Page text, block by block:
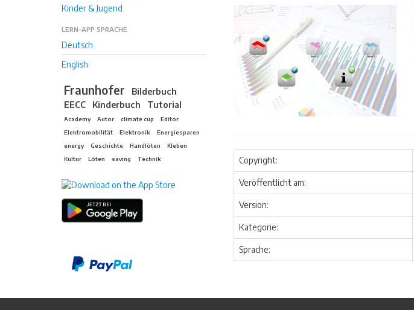
Kinder & Jugend
LERN-APP SPRACHE
Deutsch
English
Fraunhofer
Bilderbuch
EECC
Kinderbuch Tutorial
Academy Autor climate cup
Editor
Elektromobilität
Elektronik
Energiesparen
energy
Geschichte Handlöten
Kleben
Kultur
Löten saving Technik Copyright:
Veröffentlicht am:
Version:
Kategorie:
Sprache: